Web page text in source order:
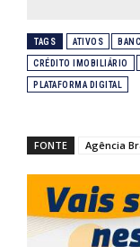
TAGS ATIVOS
CRÉDITO IMOBILIÁRIO
PLATAFORMA DIGITAL
FONTE Agência